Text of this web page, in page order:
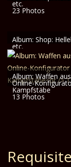
etc.
23 Photos
Album: Shop:
etc.
23 Photos
Album: Waffen
Online-
Kampfstäbe
13 Photos
13 Photos